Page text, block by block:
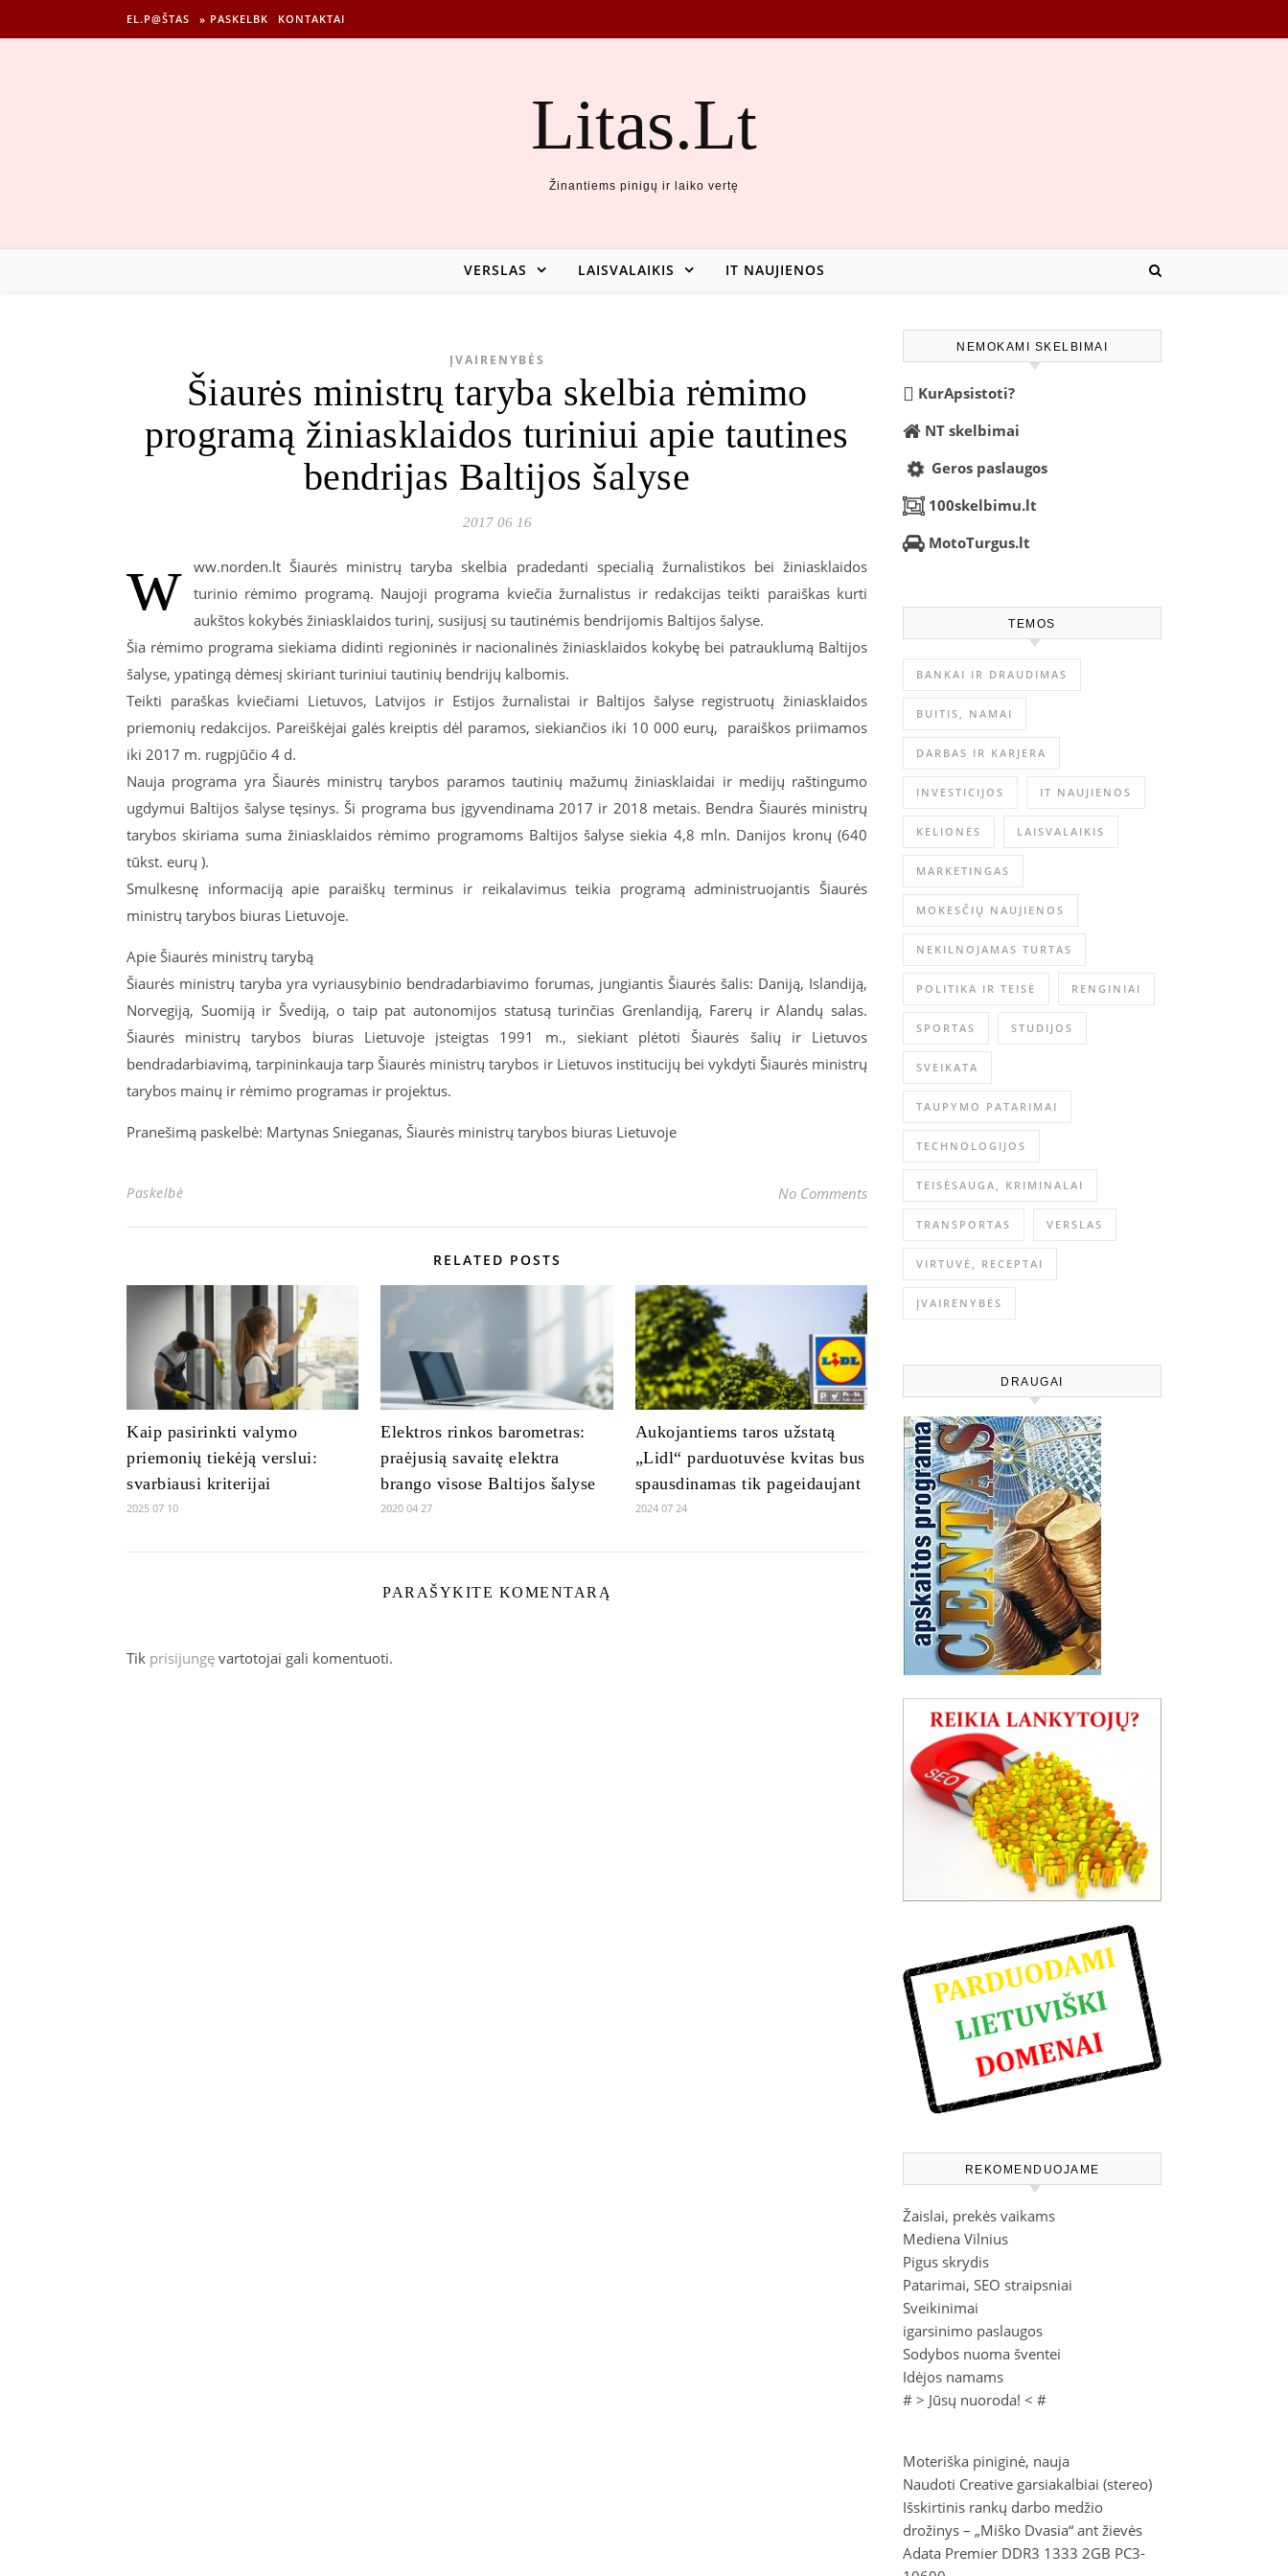
EL.P@ŠTAS » PASKELBK KONTAKTAI
Litas.Lt
Žinantiems pinigų ir laiko vertę
VERSLAS LAISVALAIKIS IT NAUJIENOS
ĮVAIRENYBĖS
Šiaurės ministrų taryba skelbia rėmimo
programą žiniasklaidos turiniui apie tautines
bendrijas Baltijos šalyse
2017 06 16
w ww.norden.lt Šiaurės ministrų taryba skelbia pradedanti specialią žurnalistikos bei žiniasklaidos
turinio rėmimo programą. Naujoji programa kviečia žurnalistus ir redakcijas teikti paraiškas kurti
aukštos kokybės žiniasklaidos turinį, susijusį su tautinėmis bendrijomis Baltijos šalyse.
Šia rėmimo programa siekiama didinti regioninės ir nacionalinės žiniasklaidos kokybę bei patrauklumą Baltijos
šalyse, ypatingą dėmesį skiriant turiniui tautinių bendrijų kalbomis.
Teikti paraškas kviečiami Lietuvos, Latvijos ir Estijos žurnalistai ir Baltijos šalyse registruotų žiniasklaidos
priemonių redakcijos. Pareiškėjai galės kreiptis dėl paramos, siekiančios iki 10 000 eurų, paraiškos priimamos
iki 2017 m. rugpjūčio 4 d.
Nauja programa yra Šiaurės ministrų tarybos paramos tautinių mažumų žiniasklaidai ir medijų raštingumo
ugdymui Baltijos šalyse tęsinys. Ši programa bus įgyvendinama 2017 ir 2018 metais. Bendra Šiaurės ministrų
tarybos skiriama suma žiniasklaidos rėmimo programoms Baltijos šalyse siekia 4,8 mln. Danijos kronų (640
tūkst. eurų ).
Smulkesnę informaciją apie paraiškų terminus ir reikalavimus teikia programą administruojantis Šiaurės
ministrų tarybos biuras Lietuvoje.
Apie Šiaurės ministrų tarybą
Šiaurės ministrų taryba yra vyriausybinio bendradarbiavimo forumas, jungiantis Šiaurės šalis: Daniją, Islandiją,
Norvegiją, Suomiją ir Švediją, o taip pat autonomijos statusą turinčias Grenlandiją, Farerų ir Alandų salas.
Šiaurės ministrų tarybos biuras Lietuvoje įsteigtas 1991 m., siekiant plėtoti Šiaurės šalių ir Lietuvos
bendradarbiavimą, tarpininkauja tarp Šiaurės ministrų tarybos ir Lietuvos institucijų bei vykdyti Šiaurės ministrų
tarybos mainų ir rėmimo programas ir projektus.
Pranešimą paskelbė: Martynas Snieganas, Šiaurės ministrų tarybos biuras Lietuvoje
Paskelbė No Comments
RELATED POSTS
Kaip pasirinkti valymo
priemonių tiekėją verslui:
svarbiausi kriterijai
2025 07 10
Elektros rinkos barometras:
praėjusią savaitę elektra
brango visose Baltijos šalyse
2020 04 27
Aukojantiems taros užstatą
„Lidl“ parduotuvėse kvitas bus
spausdinamas tik pageidaujant
2024 07 24
PARAŠYKITE KOMENTARĄ
Tik prisijungę vartotojai gali komentuoti.
NEMOKAMI SKELBIMAI
KurApsistoti?
NT skelbimai
Geros paslaugos
100skelbimu.lt
MotoTurgus.lt
TEMOS
BANKAI IR DRAUDIMAS
BUITIS, NAMAI
DARBAS IR KARJERA
INVESTICIJOS IT NAUJIENOS
KELIONĖS LAISVALAIKIS
MARKETINGAS
MOKESČIŲ NAUJIENOS
NEKILNOJAMAS TURTAS
POLITIKA IR TEISĖ RENGINIAI
SPORTAS STUDIJOS
SVEIKATA
TAUPYMO PATARIMAI
TECHNOLOGIJOS
TEISĖSAUGA, KRIMINALAI
TRANSPORTAS VERSLAS
VIRTUVĖ, RECEPTAI
ĮVAIRENYBĖS
DRAUGAI
REKOMENDUOJAME
Žaislai, prekės vaikams
Mediena Vilnius
Pigus skrydis
Patarimai, SEO straipsniai
Sveikinimai
igarsinimo paslaugos
Sodybos nuoma šventei
Idėjos namams
# > Jūsų nuoroda! < #
Moteriška piniginė, nauja
Naudoti Creative garsiakalbiai (stereo)
Išskirtinis rankų darbo medžio
drožinys – „Miško Dvasia“ ant žievės
Adata Premier DDR3 1333 2GB PC3-